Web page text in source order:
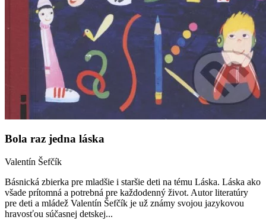
Bola raz jedna láska
Valentín Šefčík
Básnická zbierka pre mladšie i staršie deti na tému Láska. Láska ako
všade prítomná a potrebná pre každodenný život. Autor literatúry
pre deti a mládež Valentín Šefčík je už známy svojou jazykovou
hravosťou súčasnej detskej...